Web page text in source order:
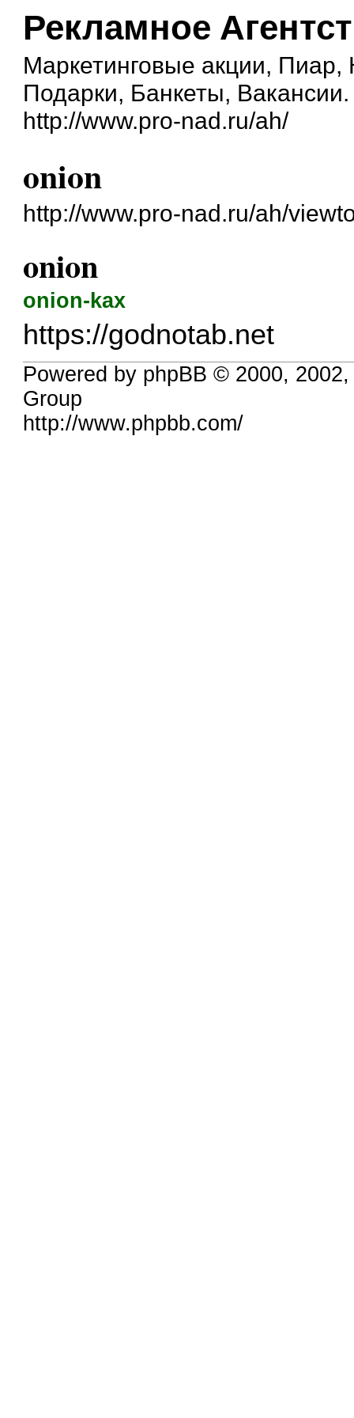
Рекламное
Маркетинговые акции,
Подарки, Банкеты, Вакансии.
http://www.pro-nad.ru/ah/
onion
http://www.pro-nad.ru/ah/
onion
onion-kax
https://godnotab.net
Powered by phpBB © 2000,
Group
http://www.phpbb.com/